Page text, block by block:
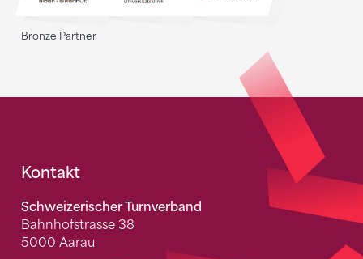
Bronze Partner
Fusszeile
Kontakt
Schweizerischer Turnverband
Bahnhofstrasse 38
5000 Aarau